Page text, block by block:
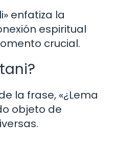
enfatiza la
espiritual
crucial.
la frase, «¿Lema
objeto de